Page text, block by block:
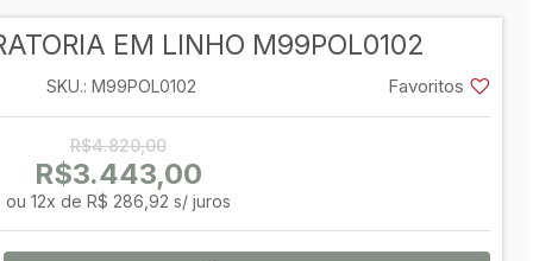
cliente?
se
EM LINHO M99POL0102
SKU.: M99POL0102 Favoritos
R$4.820,00
R$3.443,00
ou 12x de R$ 286,92 s/ juros